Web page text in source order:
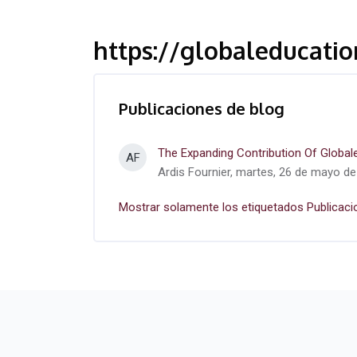
https://
Publicaciones de blog
AF
The Expanding Contribution Of
Ardis Fournier, martes, 26 de mayo
Mostrar solamente los etiquetados